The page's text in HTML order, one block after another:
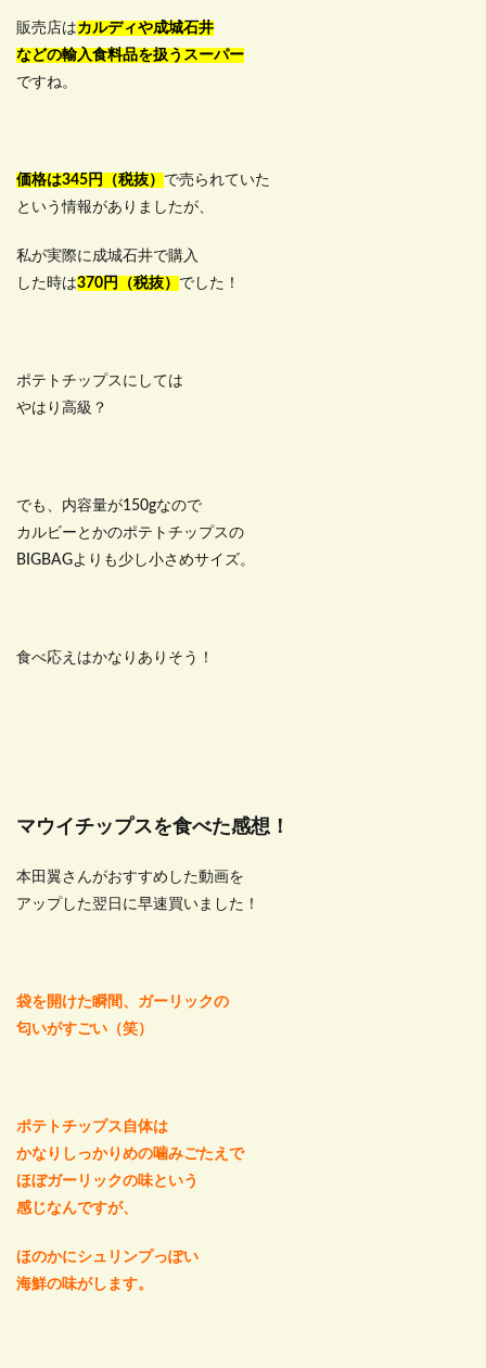
販売店はカルディや成城石井
などの輸入食料品を扱うスーパー
ですね。
価格は345円（税抜） で売られていた
という情報がありましたが、
私が実際に成城石井で購入
した時は370円（税抜） でした！
ポテトチップスにしては
やはり高級？
でも、内容量が150gなので
カルビーとかのポテトチップスの
BIGBAGよりも少し小さめサイズ。
食べ応えはかなりありそう！
マウイチップスを食べた感想！
本田翼さんがおすすめした動画を
アップした翌日に早速買いました！
袋を開けた瞬間、ガーリックの
匂いがすごい（笑）
ポテトチップス自体は
かなりしっかりめの噛みごたえで
ほぼガーリックの味という
感じなんですが、
ほのかにシュリンプっぽい
海鮮の味がします。